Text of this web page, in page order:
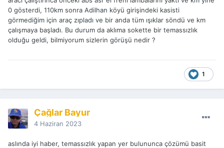
0 gösterdi, 110km sonra Adilhan köyü girişindeki kasisti
görmediğim için araç zıpladı ve bir anda tüm ışıklar söndü ve km
çalışmaya başladı. Bu durum da aklıma sokette bir temassızlık
olduğu geldi, bilmiyorum sizlerin görüşü nedir ?
1
Çağlar Bayur
4 Haziran 2023
aslında iyi haber, temassızlık yapan yer bulununca çözümü basit